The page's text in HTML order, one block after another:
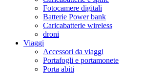
Fotocamere digitali
Batterie Power bank
Caricabatterie wireless
droni
Viaggi
Accessori da viaggi
Portafogli e portamonete
Porta abiti